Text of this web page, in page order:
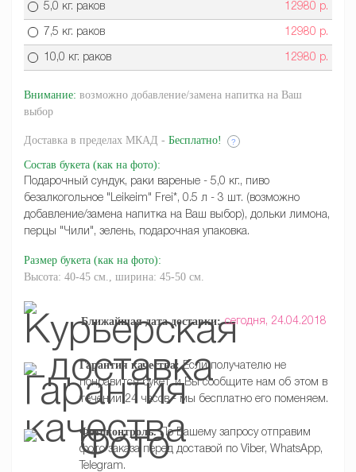
5,0 кг. раков 12980 р.
7,5 кг. раков 12980 р.
10,0 кг. раков 12980 р.
Внимание: возможно добавление/замена напитка на Ваш
выбор
Доставка в пределах МКАД - Бесплатно! ?
Состав букета (как на фото):
Подарочный сундук, раки вареные - 5,0 кг., пиво
безалкогольное "Leikeim" Frei*, 0.5 л - 3 шт. (возможно
добавление/замена напитка на Ваш выбор), дольки лимона,
перцы "Чили", зелень, подарочная упаковка.
Размер букета (как на фото):
Высота: 40-45 см., ширина: 45-50 см.
Ближайшая дата доставки: сегодня, 24.04.2018
Гарантия качества:Если получателю не
понравится букет, и Вы сообщите нам об этом в
течении 24 часов - мы бесплатно его поменяем.
Фотоконтроль.По Вашему запросу отправим
фото заказа перед доставой по Viber, WhatsApp,
Telegram.